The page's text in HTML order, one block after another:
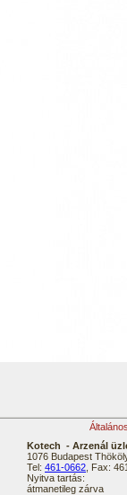
Kotech - Arzenál
1076 Budapest
Tel: 461-0662 , Fax:
Nyitva tartás:
átmanetileg zárva